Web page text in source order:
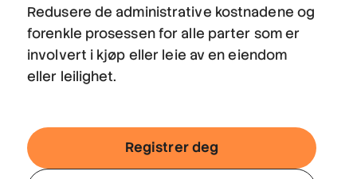
Redusere de administrative kostnadene og
forenkle prosessen for alle parter som er
involvert i kjøp eller leie av en eiendom
eller leilighet.
Registrer deg